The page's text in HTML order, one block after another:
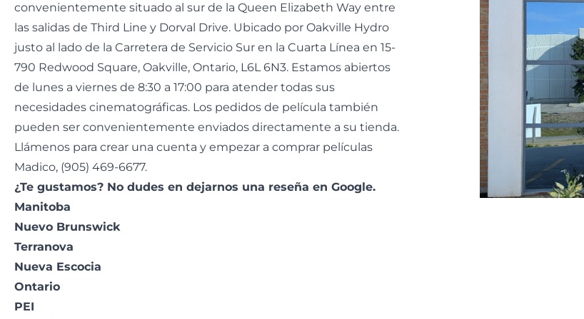
convenientemente situado al sur de la Queen Elizabeth Way entre
las salidas de Third Line y Dorval Drive. Ubicado por Oakville Hydro
justo al lado de la Carretera de Servicio Sur en la Cuarta Línea en 15-
790 Redwood Square, Oakville, Ontario, L6L 6N3. Estamos abiertos
de lunes a viernes de 8:30 a 17:00 para atender todas sus
necesidades cinematográficas. Los pedidos de película también
pueden ser convenientemente enviados directamente a su tienda.
Llámenos para crear una cuenta y empezar a comprar películas
Madico, (905) 469-6677.
¿Te gustamos? No dudes en dejarnos una reseña en Google.
Manitoba
Nuevo Brunswick
Terranova
Nueva Escocia
Ontario
PEI